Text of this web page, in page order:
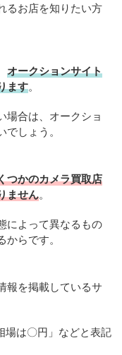
るお店を知りたい方
オークションサイト
ます。
場合は、オークショ
しょう。
つかのカメラ買取店
ません。
によって異なるもの
らです。
報を掲載しているサ
場は〇円」などと表記